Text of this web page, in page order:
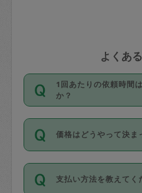
よくあ
1回あたりの依頼時間
か？
依頼1回につき3時間
超えて依頼したい場
利用ください。機能
の上事前申請するこ
価格はどうやって決ま
11種類の価格帯の中
身が価格を選んで設
支払い方法を教えてく